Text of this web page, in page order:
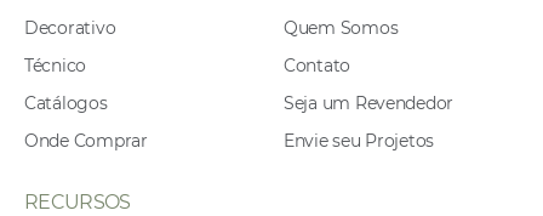
Decorativo
Técnico
Catálogos
Onde Comprar
Quem Somos
Contato
Seja um Revendedor
Envie seu Projetos
RECURSOS